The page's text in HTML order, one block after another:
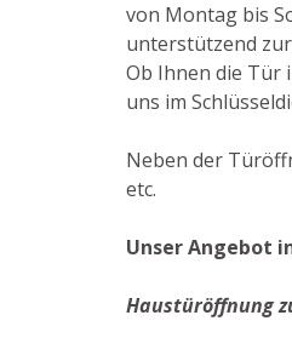
von Montag bis
unterstützend zur
Ob Ihnen die Tür
uns im
Neben der
etc.
Unser Angebot
Haustüröffnung